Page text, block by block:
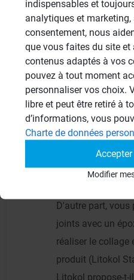
CO
Collil
29/09/2013 à
Merci pour ces
colle destinée à
avant pose de
ce soit une colle
flex) ou est-ce
D'autre part, vous
joints avec un
réaliser le collage
produit (Litokol
Litokol propose-
indispensables et
analytiques et
consentement, nous
que vous faites du site et
contenus adaptés à vos
pouvez à tout moment
personnaliser vos choix.
libre et peut être retiré à
d’informations, vous
Charte de données
Modifier